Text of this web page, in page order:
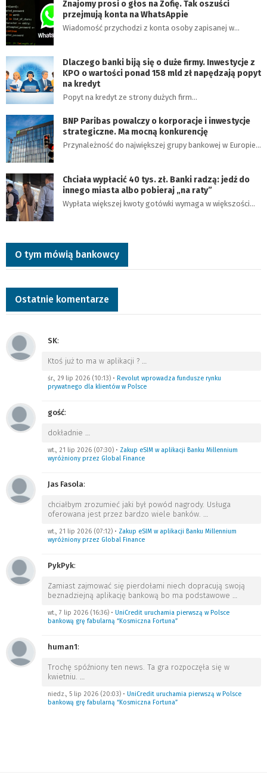
Znajomy prosi o głos na Zofię. Tak oszuści
przejmują konta na WhatsAppie
Wiadomość przychodzi z konta osoby zapisanej w…
Dlaczego banki biją się o duże firmy. Inwestycje z
KPO o wartości ponad 158 mld zł napędzają popyt
na kredyt
Popyt na kredyt ze strony dużych firm…
BNP Paribas powalczy o korporacje i inwestycje
strategiczne. Ma mocną konkurencję
Przynależność do największej grupy bankowej w Europie…
Chciała wypłacić 40 tys. zł. Banki radzą: jedź do
innego miasta albo pobieraj „na raty”
Wypłata większej kwoty gotówki wymaga w większości…
O tym mówią bankowcy
Ostatnie komentarze
SK:
Ktoś już to ma w aplikacji ? …
śr., 29 lip 2026 (10:13) • Revolut wprowadza fundusze rynku
prywatnego dla klientów w Polsce
gość:
dokładnie …
wt., 21 lip 2026 (07:30) • Zakup eSIM w aplikacji Banku Millennium
wyróżniony przez Global Finance
Jas Fasola:
chciałbym zrozumieć jaki był powód nagrody. Usługa
oferowana jest przez bardzo wiele banków. …
wt., 21 lip 2026 (07:12) • Zakup eSIM w aplikacji Banku Millennium
wyróżniony przez Global Finance
PykPyk:
Zamiast zajmować się pierdołami niech dopracują swoją
beznadziejną aplikację bankową bo ma podstawowe …
wt., 7 lip 2026 (16:36) • UniCredit uruchamia pierwszą w Polsce
bankową grę fabularną “Kosmiczna Fortuna”
human1:
Trochę spóźniony ten news. Ta gra rozpoczęła się w
kwietniu. …
niedz., 5 lip 2026 (20:03) • UniCredit uruchamia pierwszą w Polsce
bankową grę fabularną “Kosmiczna Fortuna”